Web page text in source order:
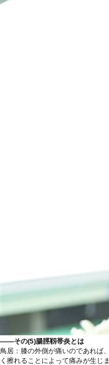
――その(5)腸脛靱帯炎とは
鳥居：膝の外側が痛いのであれば
く擦れることによって痛みが生じ